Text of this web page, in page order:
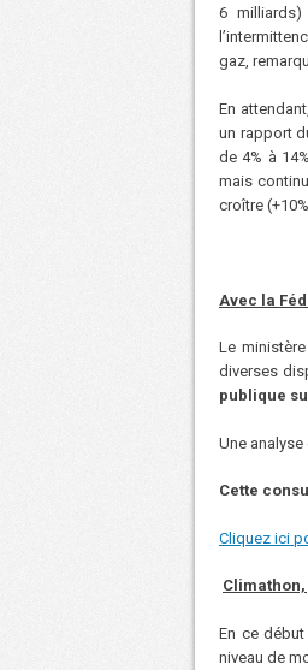
6
gaz,
En
un rapport
de 4% à
mais
croître
Avec la
Le
diverses
publique
Une
Cette
Cliquez ici
En ce début
niveau de